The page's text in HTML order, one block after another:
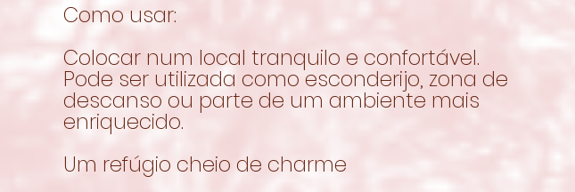
Como usar:
Colocar num local tranquilo e confortável.
Pode ser utilizada como esconderijo, zona de
descanso ou parte de um ambiente mais
enriquecido.
Um refúgio cheio de charme